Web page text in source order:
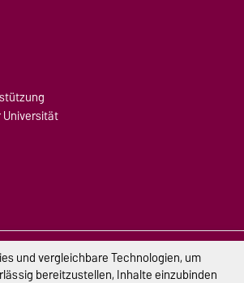
Impressum
und vergleichbare Technologien, um
bereitzustellen, Inhalte einzubinden